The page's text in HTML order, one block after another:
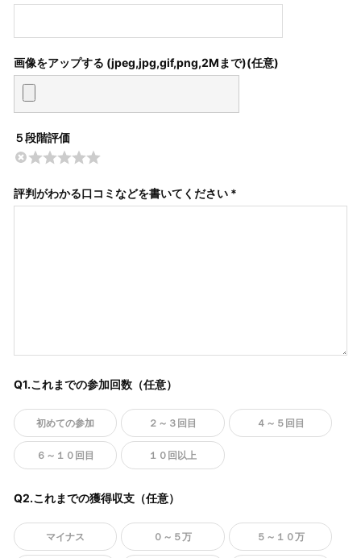
画像をアップする (jpeg,jpg,gif,png,2Mまで)
５段階評価
評判がわかる口コミなどを書いてください *
Q1.これまでの参加回数（任意）
初めての参加 ２～３回目 ４～５回目
６～１０回目 １０回以上
Q2.これまでの獲得収支（任意）
マイナス ０～５万 ５～１０万